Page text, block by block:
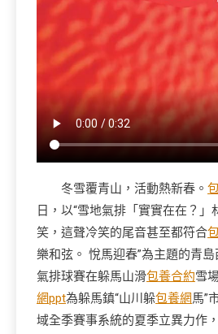
冬雪覆青山，活動熱新春。
日，以“雪地氣排「實實在在？
笑，這聲冷笑的尾音甚至都符合
樂和弦。 悅馬迎春”為主題的青
氣排球賽在躲馬山滑包養合約雪
網ppt為躲馬鎮“山川躲包養網馬”
域全季賽事系統的夏季立異力作